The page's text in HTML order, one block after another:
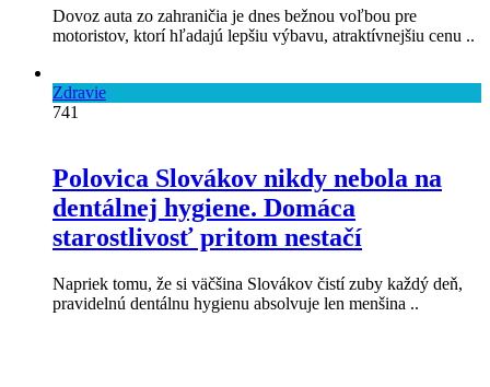
Dovoz auta zo zahraničia je dnes bežnou voľbou pre
motoristov, ktorí hľadajú lepšiu výbavu, atraktívnejšiu cenu ..
Zdravie
741
Polovica Slovákov nikdy nebola na
dentálnej hygiene. Domáca
starostlivosť pritom nestačí
Napriek tomu, že si väčšina Slovákov čistí zuby každý deň,
pravidelnú dentálnu hygienu absolvuje len menšina ..